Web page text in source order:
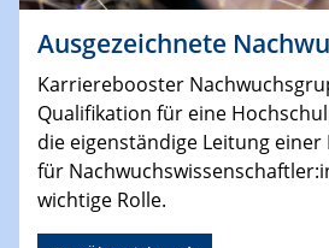
Ausgezeichnete
Karrierebooster
Qualifikation für eine
die eigenständige Leitung
für
wichtige Rolle.